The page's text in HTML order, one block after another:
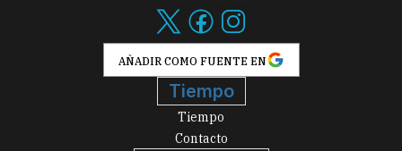
AÑADIR COMO FUENTE EN
Tiempo
Tiempo
Contacto